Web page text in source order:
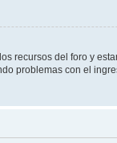
recursos del foro y
problemas con el